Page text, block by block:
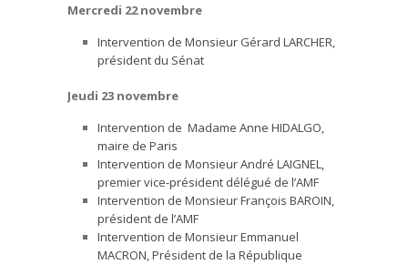
Mercredi 22 novembre
Intervention de Monsieur Gérard LARCHER,
président du Sénat
Jeudi 23 novembre
Intervention de Madame Anne HIDALGO,
maire de Paris
Intervention de Monsieur André LAIGNEL,
premier vice-président délégué de l’AMF
Intervention de Monsieur François BAROIN,
président de l’AMF
Intervention de Monsieur Emmanuel
MACRON, Président de la République